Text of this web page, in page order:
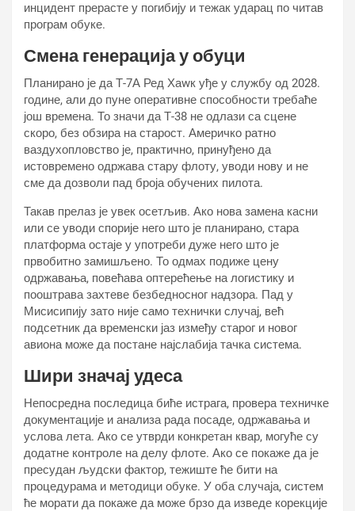
инцидент прерасте у погибију и тежак ударац по читав
програм обуке.
Смена генерација у обуци
Планирано је да Т-7А Ред Хаwк уђе у службу од 2028.
године, али до пуне оперативне способности требаће
још времена. То значи да Т-38 не одлази са сцене
скоро, без обзира на старост. Америчко ратно
ваздухопловство је, практично, принуђено да
истовремено одржава стару флоту, уводи нову и не
сме да дозволи пад броја обучених пилота.
Такав прелаз је увек осетљив. Ако нова замена касни
или се уводи спорије него што је планирано, стара
платформа остаје у употреби дуже него што је
првобитно замишљено. То одмах подиже цену
одржавања, повећава оптерећење на логистику и
пооштрава захтеве безбедносног надзора. Пад у
Мисисипију зато није само технички случај, већ
подсетник да временски јаз између старог и новог
авиона може да постане најслабија тачка система.
Шири значај удеса
Непосредна последица биће истрага, провера техничке
документације и анализа рада посаде, одржавања и
услова лета. Ако се утврди конкретан квар, могуће су
додатне контроле на делу флоте. Ако се покаже да је
пресудан људски фактор, тежиште ће бити на
процедурама и методици обуке. У оба случаја, систем
ће морати да покаже да може брзо да изведе корекције